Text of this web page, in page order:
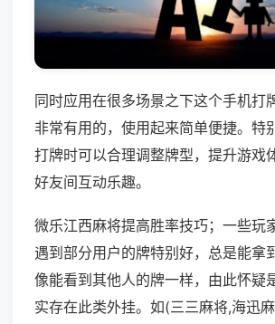
同时应用在很多场景之下这个手机打
非常有用的，使用起来简单便捷。特
打牌时可以合理调整牌型，提升游戏
好友间互动乐趣。
微乐江西麻将提高胜率技巧；一些玩
遇到部分用户的牌特别好，总是能拿
像能看到其他人的牌一样，由此怀疑
实存在此类外挂。如(三三麻将,海迅